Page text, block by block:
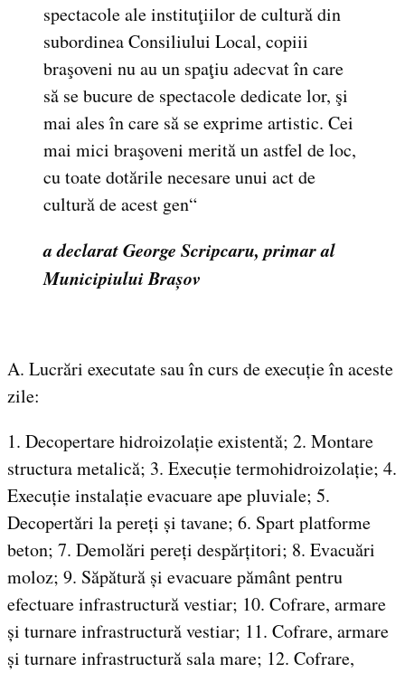
spectacole ale instituţiilor de cultură din
subordinea Consiliului Local, copiii
braşoveni nu au un spaţiu adecvat în care
să se bucure de spectacole dedicate lor, şi
mai ales în care să se exprime artistic. Cei
mai mici braşoveni merită un astfel de loc,
cu toate dotările necesare unui act de
cultură de acest gen“
a declarat George Scripcaru, primar al
Municipiului Brașov
A. Lucrări executate sau în curs de execuție în aceste
zile:
1. Decopertare hidroizolație existentă; 2. Montare
structura metalică; 3. Execuție termohidroizolație; 4.
Execuție instalație evacuare ape pluviale; 5.
Decopertări la pereți și tavane; 6. Spart platforme
beton; 7. Demolări pereți despărțitori; 8. Evacuări
moloz; 9. Săpătură și evacuare pământ pentru
efectuare infrastructură vestiar; 10. Cofrare, armare
și turnare infrastructură vestiar; 11. Cofrare, armare
și turnare infrastructură sala mare; 12. Cofrare,